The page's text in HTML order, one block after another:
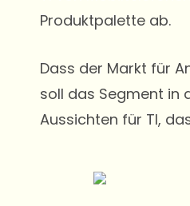
Produktpalette ab.
Dass der Markt für
soll das Segment in
Aussichten für TI,